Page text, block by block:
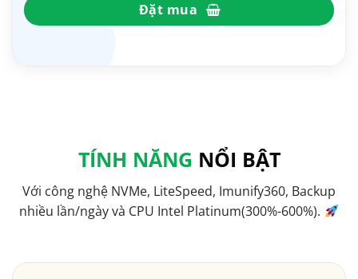
Đặt mua
TÍNH NĂNG NỔI BẬT
Với công nghệ NVMe, LiteSpeed, Imunify360, Backup
nhiều lần/ngày và CPU Intel Platinum(300%-600%).